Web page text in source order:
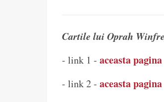
Cartile lui Oprah
- link 1 - aceasta pagina
- link 2 - aceasta pagina